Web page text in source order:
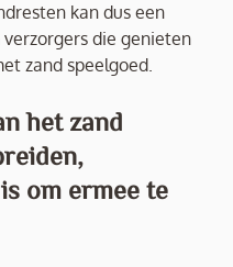
kan dus een
die genieten
zand speelgoed.
het zand
om ermee te